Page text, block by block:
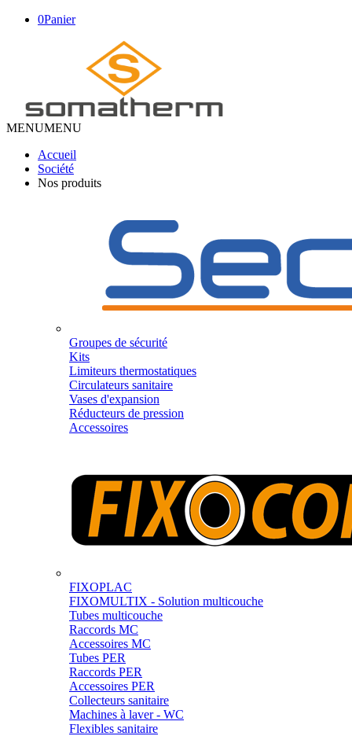
0Panier
MENUMENU
Accueil
Société
Nos produits
Groupes de sécurité
Kits
Limiteurs thermostatiques
Circulateurs sanitaire
Vases d'expansion
Réducteurs de pression
Accessoires
FIXOPLAC
FIXOMULTIX - Solution multicouche
Tubes multicouche
Raccords MC
Accessoires MC
Tubes PER
Raccords PER
Accessoires PER
Collecteurs sanitaire
Machines à laver - WC
Flexibles sanitaire